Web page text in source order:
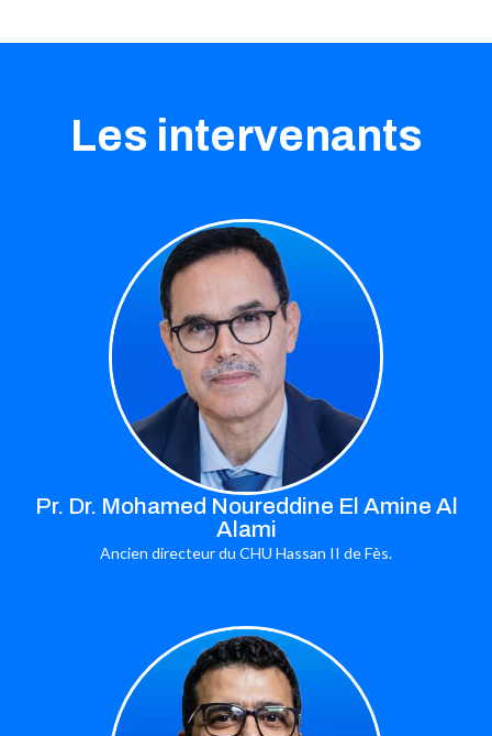
Les intervenants
Pr. Dr. Mohamed Noureddine El Amine Al
Alami
Ancien directeur du CHU Hassan II de Fès.